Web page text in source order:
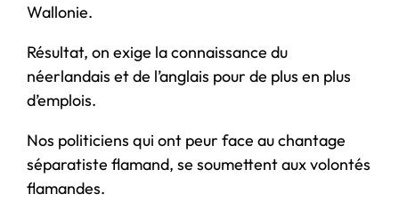
Wallonie.
Résultat, on exige la connaissance du
néerlandais et de l’anglais pour de plus en plus
d’emplois.
Nos politiciens qui ont peur face au chantage
séparatiste flamand, se soumettent aux volontés
flamandes.